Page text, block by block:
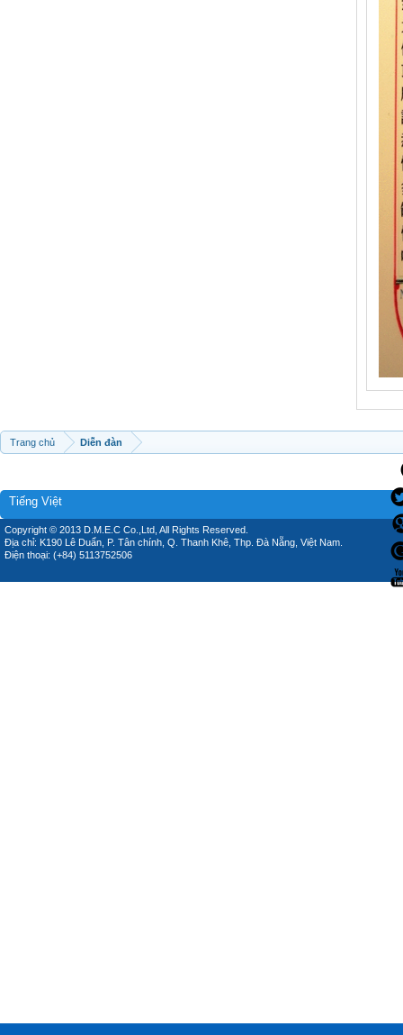
Trang chủ Diễn đàn
Tiếng Việt
Copyright © 2013 D.M.E.C Co.,Ltd, All Rights Reserved.
Địa chỉ: K190 Lê Duẩn, P. Tân chính, Q. Thanh Khê, Thp. Đà Nẵng, Việt Nam.
Điện thoại: (+84) 5113752506